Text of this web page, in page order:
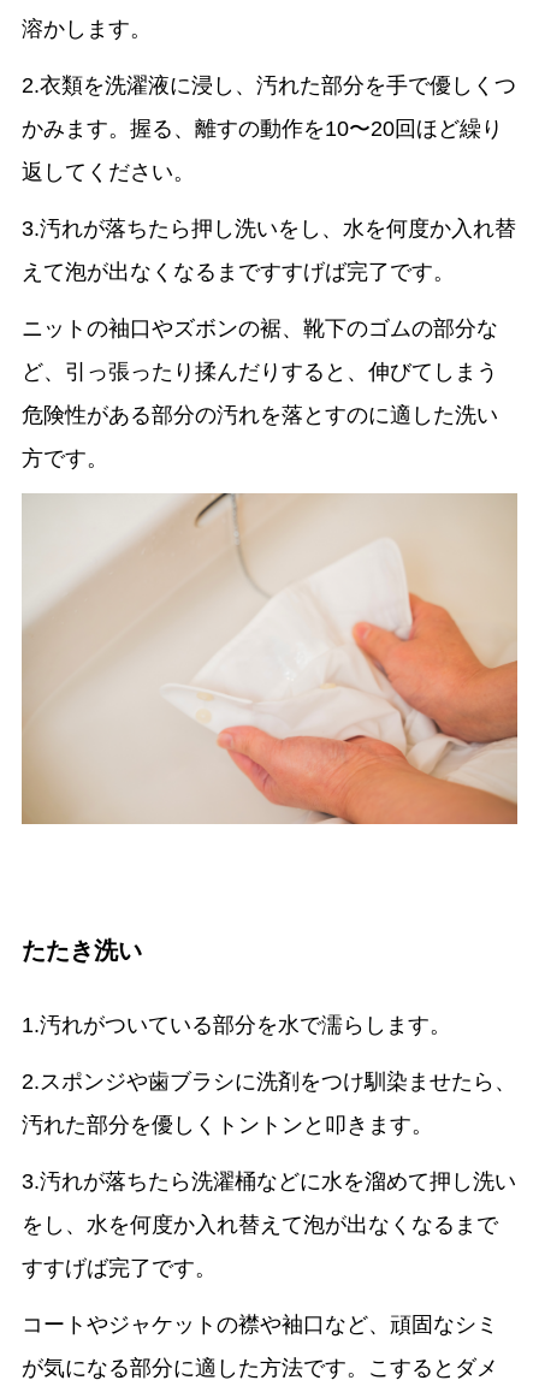
溶かします。
2.衣類を洗濯液に浸し、汚れた部分を手で優しくつ
かみます。握る、離すの動作を10〜20回ほど繰り
返してください。
3.汚れが落ちたら押し洗いをし、水を何度か入れ替
えて泡が出なくなるまですすげば完了です。
ニットの袖口やズボンの裾、靴下のゴムの部分な
ど、引っ張ったり揉んだりすると、伸びてしまう
危険性がある部分の汚れを落とすのに適した洗い
方です。
たたき洗い
1.汚れがついている部分を水で濡らします。
2.スポンジや歯ブラシに洗剤をつけ馴染ませたら、
汚れた部分を優しくトントンと叩きます。
3.汚れが落ちたら洗濯桶などに水を溜めて押し洗い
をし、水を何度か入れ替えて泡が出なくなるまで
すすげば完了です。
コートやジャケットの襟や袖口など、頑固なシミ
が気になる部分に適した方法です。こするとダメ